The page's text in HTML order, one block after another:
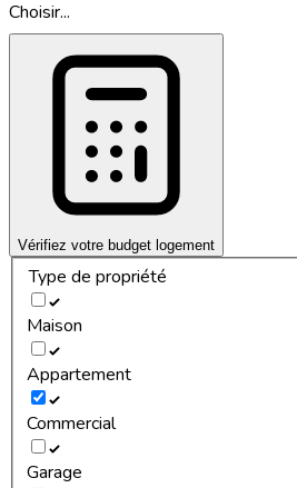
Choisir...
Vérifiez votre budget logement
Type de propriété
Maison
Appartement
Commercial
Garage